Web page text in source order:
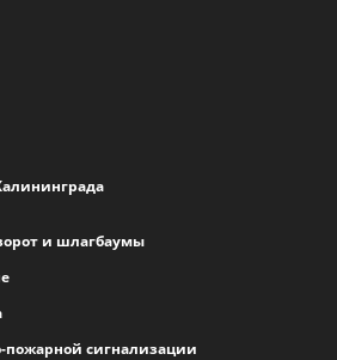
и шлагбаумы
пожарной сигнализации